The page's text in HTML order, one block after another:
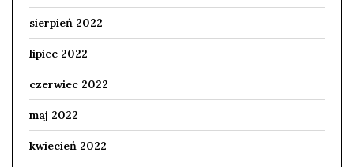
sierpień 2022
lipiec 2022
czerwiec 2022
maj 2022
kwiecień 2022